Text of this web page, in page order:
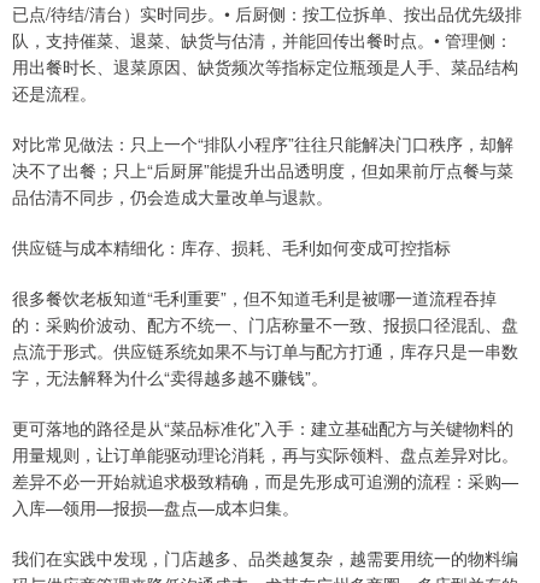
已点/待结/清台）实时同步。• 后厨侧：按工位拆单、按出品优先级排
队，支持催菜、退菜、缺货与估清，并能回传出餐时点。• 管理侧：
用出餐时长、退菜原因、缺货频次等指标定位瓶颈是人手、菜品结构
还是流程。
对比常见做法：只上一个“排队小程序”往往只能解决门口秩序，却解
决不了出餐；只上“后厨屏”能提升出品透明度，但如果前厅点餐与菜
品估清不同步，仍会造成大量改单与退款。
供应链与成本精细化：库存、损耗、毛利如何变成可控指标
很多餐饮老板知道“毛利重要”，但不知道毛利是被哪一道流程吞掉
的：采购价波动、配方不统一、门店称量不一致、报损口径混乱、盘
点流于形式。供应链系统如果不与订单与配方打通，库存只是一串数
字，无法解释为什么“卖得越多越不赚钱”。
更可落地的路径是从“菜品标准化”入手：建立基础配方与关键物料的
用量规则，让订单能驱动理论消耗，再与实际领料、盘点差异对比。
差异不必一开始就追求极致精确，而是先形成可追溯的流程：采购—
入库—领用—报损—盘点—成本归集。
我们在实践中发现，门店越多、品类越复杂，越需要用统一的物料编